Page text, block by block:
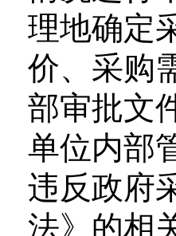
理地确定
价、采购
部审批文
单位内部
违反政府
法》的相